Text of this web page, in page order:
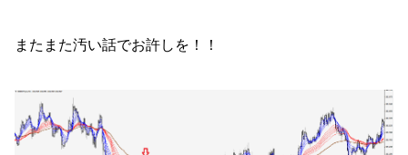
またまた汚い話でお許しを！！